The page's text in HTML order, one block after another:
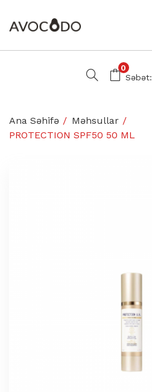
Səbət:
0
Ana Səhifə
Məhsullar
PROTECTION SPF50 50 ML